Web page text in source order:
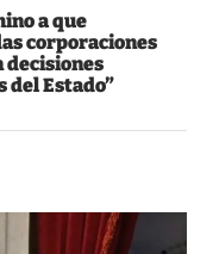
a que
corporaciones
decisiones
del Estado”